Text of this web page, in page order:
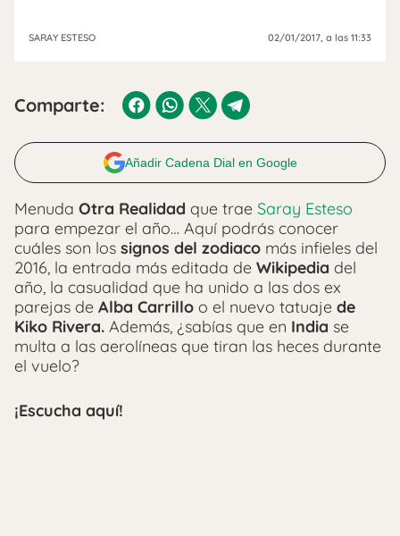
SARAY ESTESO 02/01/2017 , a las 11:33
Comparte:
Añadir Cadena Dial en Google
Menuda Otra Realidad que trae Saray Esteso
para empezar el año… Aquí podrás conocer
cuáles son los signos del zodiaco más infieles del
2016, la entrada más editada de Wikipedia del
año, la casualidad que ha unido a las dos ex
parejas de Alba Carrillo o el nuevo tatuaje de
Kiko Rivera. Además, ¿sabías que en India se
multa a las aerolíneas que tiran las heces durante
el vuelo?
¡Escucha aquí!